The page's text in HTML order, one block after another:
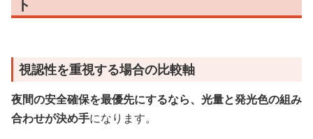
ト
視認性を重視する場合の比較軸
夜間の安全確保を最優先にするなら、光量と発光色の組み
合わせが決め手になります。